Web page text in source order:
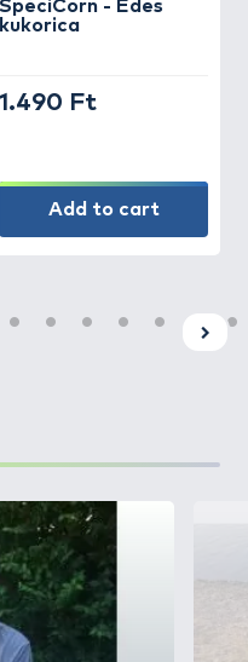
SpéciCorn - Édes
kukorica
1.490 Ft
Add to cart